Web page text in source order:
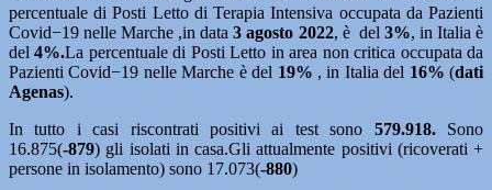
percentuale di Posti Letto di Terapia Intensiva occupata da Pazienti
Covid−19 nelle Marche ,in data 3 agosto 2022, è del 3%, in Italia è
del4%.La percentuale di Posti Letto in area non critica occupata da
Pazienti Covid−19 nelle Marche è del 19% , in Italia del 16%(dati
Agenas).
In tutto i casi riscontrati positivi ai test sono 579.918. Sono
16.875(-879) gli isolati in casa.Gli attualmente positivi (ricoverati +
persone in isolamento) sono 17.073(-880)